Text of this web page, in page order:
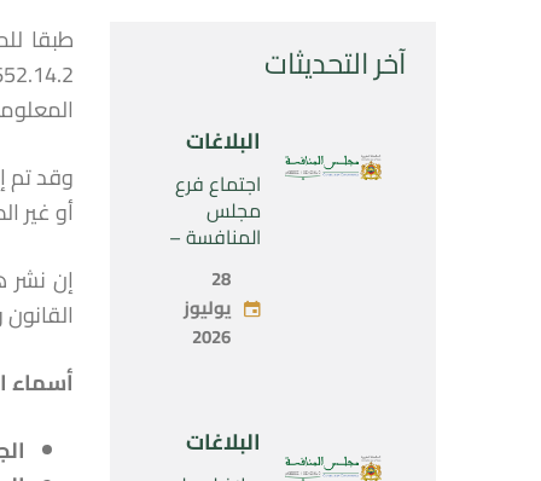
آخر التحديثات
البلاغات
اجتماع فرع
مجلس
المنافسة –
2026
28
يوليوز
2026
البلاغات
وقد تم
أو غير
القانون رقم 104.12 المتعلق بحرية الأسعار
أسماء